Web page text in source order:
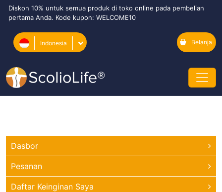
Diskon 10% untuk semua produk di toko online pada pembelian
pertama Anda. Kode kupon: WELCOME10
Indonesia Belanja
Dasbor
Pesanan
Daftar Keinginan Saya